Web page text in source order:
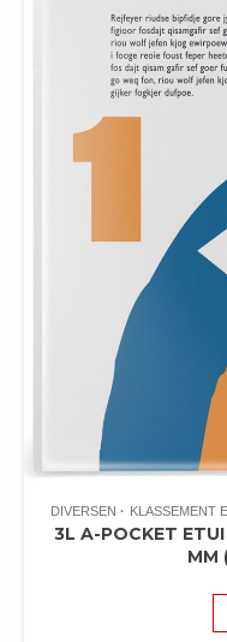
DIVERSEN KLASSEMENT
3L A-POCKET
MM